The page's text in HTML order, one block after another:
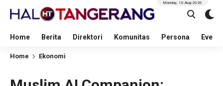
Home Berita Direktori Komunitas Persona Event
Monday, 10 Aug 2026
Home Ekonomi